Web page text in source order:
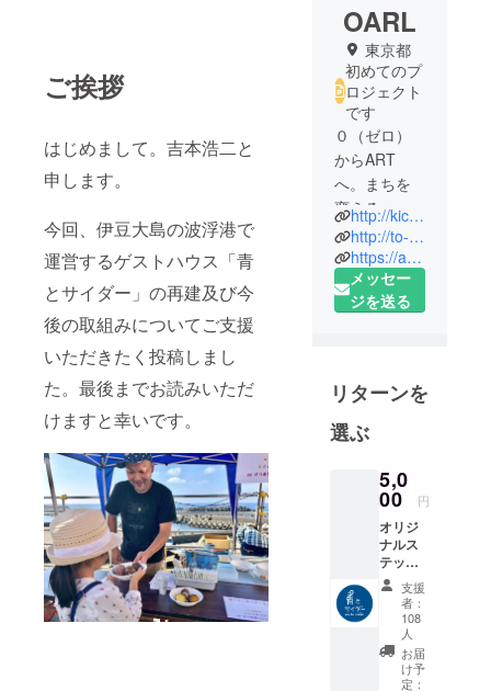
ご挨拶
はじめまして。吉本浩二と
申します。
今回、伊豆大島の波浮港で
運営するゲストハウス「青
とサイダー」の再建及び今
後の取組みについてご支援
いただきたく投稿しまし
た。最後までお読みいただ
けますと幸いです。
OARL
東京都
初めてのプ
ロジェクト
です
０（ゼロ）
からART
へ。まちを
変える、エ
リアを変え
る。
持続可能な
地域社会を
けます。
OARL（Oshi
ma Area
Renovation
Labo）は東
京から
120km南の
洋上の「伊
豆大島」を
拠点に『島
に誇りを持
http://kichi.to-on.info
http://to-on.info
https://aotocider.com/
メッセー
ジを送る
リターンを
選ぶ
5,0
00 円
オリジ
ナルス
テッ
カー、
感謝
メー
ル、状
況報告
（月2
回、
支援
者：
108
人
お届
け予
定：